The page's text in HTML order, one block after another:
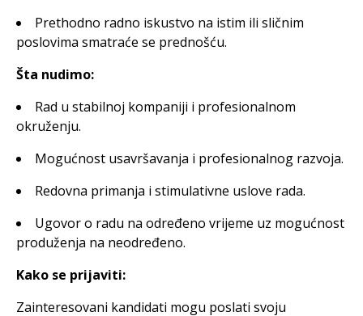
Prethodno radno iskustvo na istim ili sličnim
poslovima smatraće se prednošću.
Šta nudimo:
Rad u stabilnoj kompaniji i profesionalnom
okruženju.
Mogućnost usavršavanja i profesionalnog razvoja.
Redovna primanja i stimulativne uslove rada.
Ugovor o radu na određeno vrijeme uz mogućnost
produženja na neodređeno.
Kako se prijaviti:
Zainteresovani kandidati mogu poslati svoju